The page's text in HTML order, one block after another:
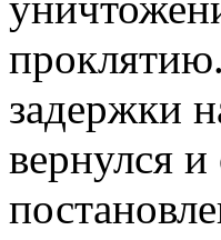
задержки
вернулся и